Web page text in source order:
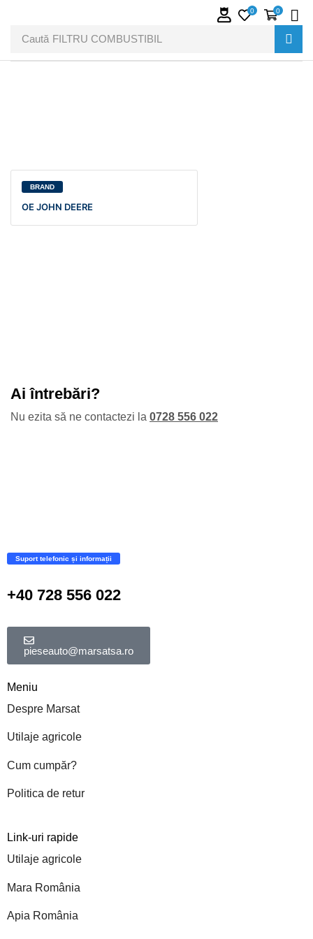
Caută FILTRU COMBUSTIBIL
0 0
BRAND
OE JOHN DEERE
Ai întrebări?
Nu ezita să ne contactezi la 0728 556 022
Suport telefonic și informații
+40 728 556 022
pieseauto@marsatsa.ro
Meniu
Despre Marsat
Utilaje agricole
Cum cumpăr?
Politica de retur
Link-uri rapide
Utilaje agricole
Mara România
Apia România